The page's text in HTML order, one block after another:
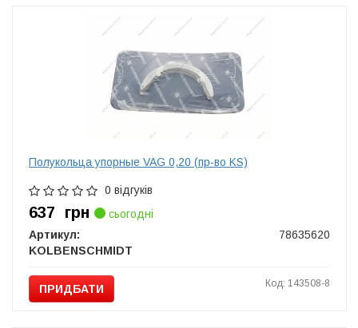
Полукольца упорные VAG 0,20 (пр-во KS)
0 відгуків
637 грн
сьогодні
Артикул:
78635620
KOLBENSCHMIDT
ПРИДБАТИ Код: 143508-8